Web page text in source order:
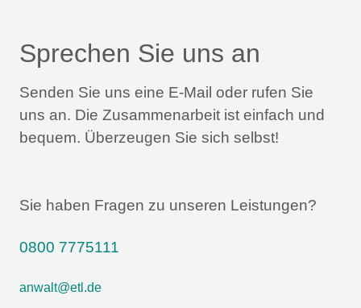
Sprechen Sie uns an
Senden Sie uns eine E-Mail oder rufen Sie
uns an. Die Zusammenarbeit ist einfach und
bequem. Überzeugen Sie sich selbst!
Sie haben Fragen zu unseren Leistungen?
0800 7775111
anwalt@etl.de